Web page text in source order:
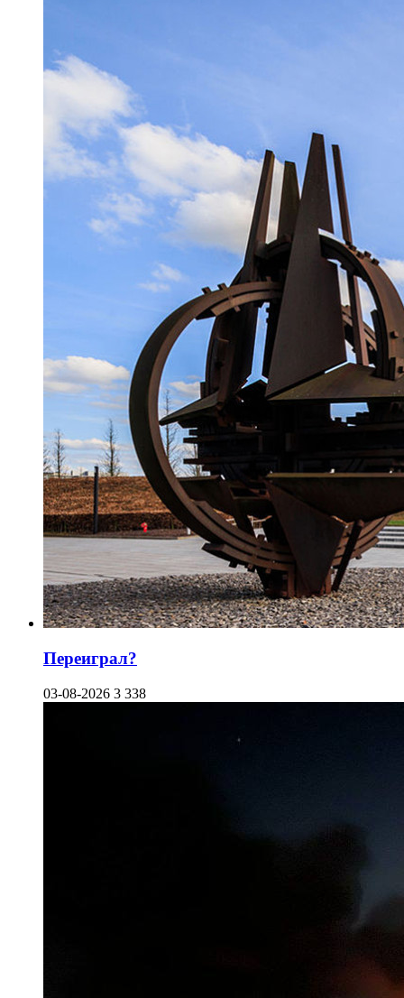
Переиграл?
03-08-2026 3 338